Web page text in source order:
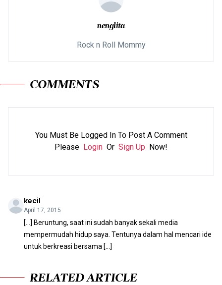
nenglita
Rock n Roll Mommy
COMMENTS
You Must Be Logged In To Post A Comment
Please Login Or Sign Up Now!
kecil
April 17, 2015
[…] Beruntung, saat ini sudah banyak sekali media
mempermudah hidup saya. Tentunya dalam hal mencari ide
untuk berkreasi bersama […]
RELATED ARTICLE